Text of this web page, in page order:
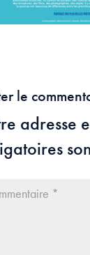
le
adresse